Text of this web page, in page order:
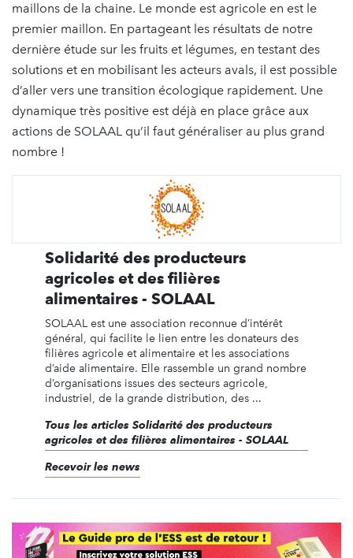
maillons de la chaine. Le monde est agricole en est le
premier maillon. En partageant les résultats de notre
dernière étude sur les fruits et légumes, en testant des
solutions et en mobilisant les acteurs avals, il est possible
d’aller vers une transition écologique rapidement. Une
dynamique très positive est déjà en place grâce aux
actions de SOLAAL qu’il faut généraliser au plus grand
nombre !
Solidarité des producteurs
agricoles et des filières
alimentaires - SOLAAL
SOLAAL est une association reconnue d’intérêt
général, qui facilite le lien entre les donateurs des
filières agricole et alimentaire et les associations
d’aide alimentaire. Elle rassemble un grand nombre
d’organisations issues des secteurs agricole,
industriel, de la grande distribution, des ...
Tous les articles Solidarité des producteurs
agricoles et des filières alimentaires - SOLAAL
Recevoir les news